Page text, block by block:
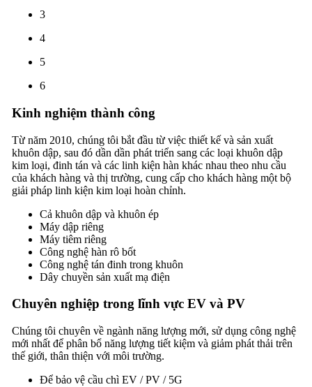
3
4
5
6
Kinh nghiệm thành công
Từ năm 2010, chúng tôi bắt đầu từ việc thiết kế và sản xuất
khuôn dập, sau đó dần dần phát triển sang các loại khuôn dập
kim loại, đinh tán và các linh kiện hàn khác nhau theo nhu cầu
của khách hàng và thị trường, cung cấp cho khách hàng một bộ
giải pháp linh kiện kim loại hoàn chỉnh.
Cả khuôn dập và khuôn ép
Máy dập riêng
Máy tiêm riêng
Công nghệ hàn rô bốt
Công nghệ tán đinh trong khuôn
Dây chuyền sản xuất mạ điện
Chuyên nghiệp trong lĩnh vực EV và PV
Chúng tôi chuyên về ngành năng lượng mới, sử dụng công nghệ
mới nhất để phân bổ năng lượng tiết kiệm và giảm phát thải trên
thế giới, thân thiện với môi trường.
Để bảo vệ cầu chì EV / PV / 5G